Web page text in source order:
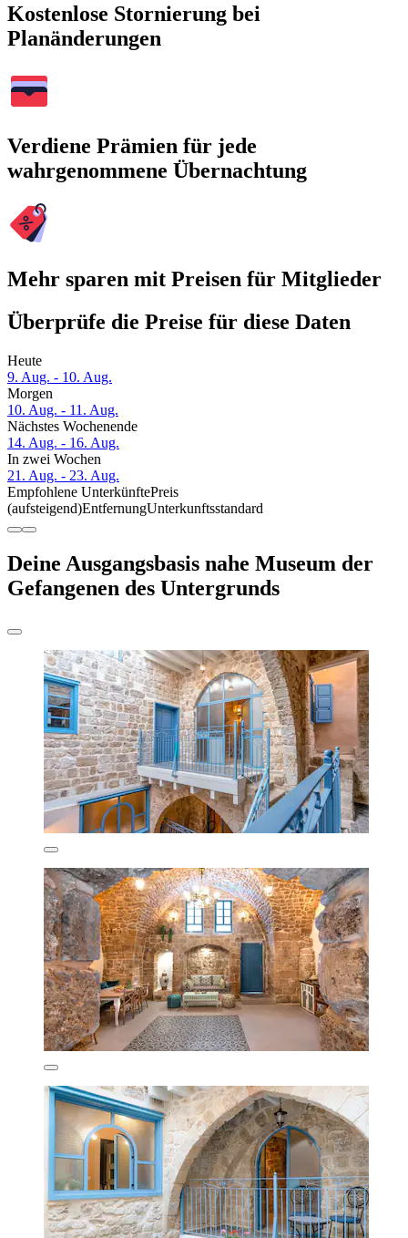
Kostenlose Stornierung bei
Planänderungen
Verdiene Prämien für jede
wahrgenommene Übernachtung
Mehr sparen mit Preisen für Mitglieder
Überprüfe die Preise für diese Daten
Heute
9. Aug. - 10. Aug.
Morgen
10. Aug. - 11. Aug.
Nächstes Wochenende
14. Aug. - 16. Aug.
In zwei Wochen
21. Aug. - 23. Aug.
Empfohlene UnterkünftePreis
(aufsteigend)EntfernungUnterkunftsstandard
Deine Ausgangsbasis nahe Museum der
Gefangenen des Untergrunds